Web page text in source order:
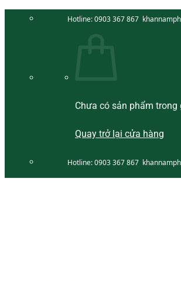
Hotline:0903 367 867
Chưa có sản phẩm trong
Quay trở lại cửa hàng
Hotline:0903 367 867